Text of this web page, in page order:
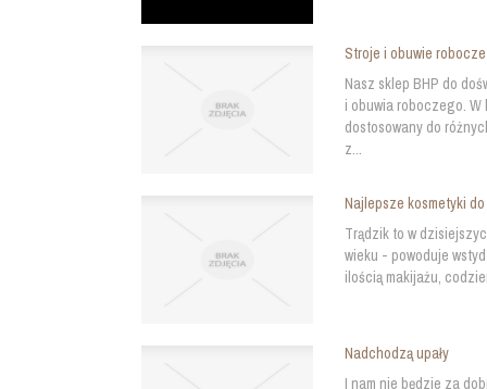
Stroje i obuwie
Nasz sklep BHP do
i obuwia roboczego.
dostosowany do
z...
Najlepsze kosmetyki
Trądzik to w
wieku - powoduje
ilością makijażu,
Nadchodzą upały
I nam nie będzie za